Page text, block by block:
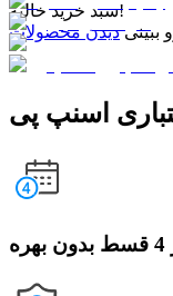
سبد خرید خالیه!
ببینی
اسنپ پی